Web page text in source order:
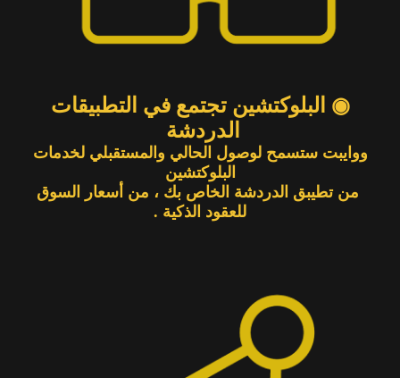
◉ البلوكتشين تجتمع في التطبيقات
الدردشة
ووايبت ستسمح لوصول الحالي والمستقبلي لخدمات
البلوكتشين
من تطيبق الدردشة الخاص بك ، من أسعار السوق
للعقود الذكية .